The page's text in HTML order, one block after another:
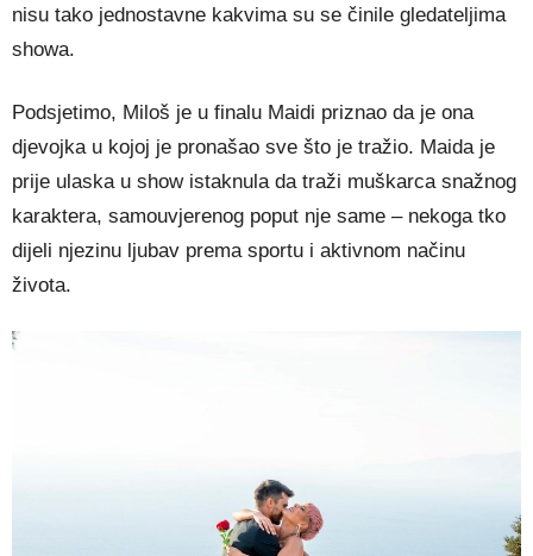
nisu tako jednostavne kakvima su se činile gledateljima
showa.
Podsjetimo, Miloš je u finalu Maidi priznao da je ona
djevojka u kojoj je pronašao sve što je tražio. Maida je
prije ulaska u show istaknula da traži muškarca snažnog
karaktera, samouvjerenog poput nje same – nekoga tko
dijeli njezinu ljubav prema sportu i aktivnom načinu
života.